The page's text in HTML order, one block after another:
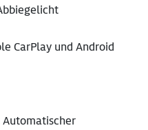
CarPlay und Android